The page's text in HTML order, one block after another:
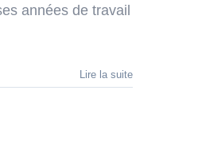
années de travail
Lire la suite